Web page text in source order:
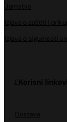
Jamstvo
Izjava o zaštiti i
Izjava o sigurnosti
Korisni linkovi
Dostava